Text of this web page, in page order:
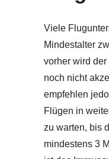
Viele
Mindestalter
vorher wird
noch nicht
empfehlen
Flügen in
zu warten, bis
mindestens 3